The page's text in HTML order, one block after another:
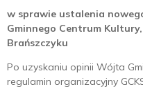
w sprawie ustalenia
Gminnego Centrum
Brańszczyku
Po uzyskaniu opinii Wójta
regulamin organizacyjny